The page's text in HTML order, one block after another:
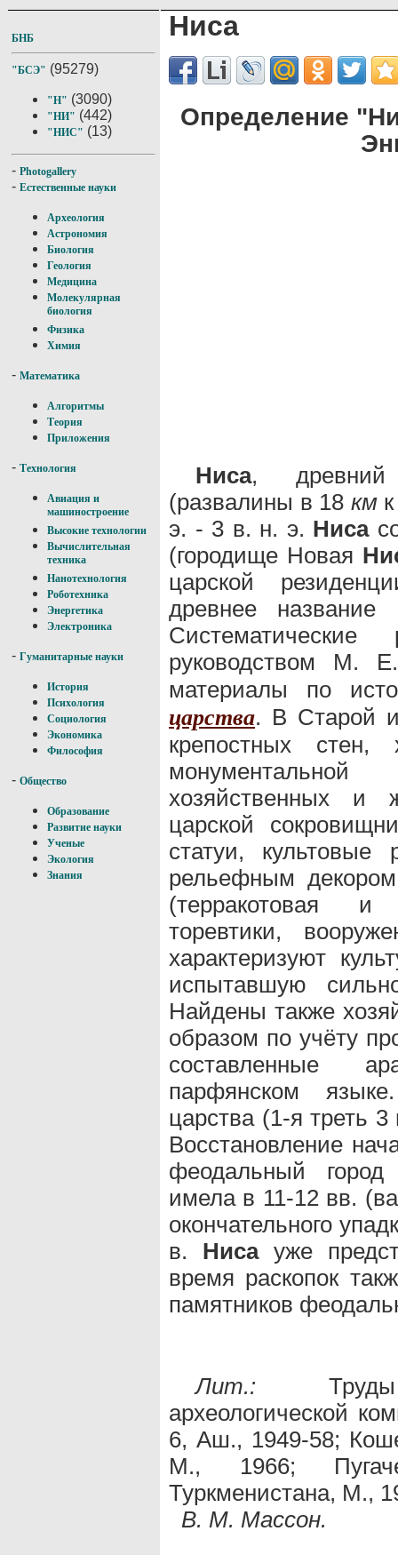
БНБ
"БСЭ" (95279)
"Н" (3090)
"НИ" (442)
"НИС" (13)
- Photogallery
- Естественные науки
Археология
Астрономия
Биология
Геология
Медицина
Молекулярная
биология
Физика
Химия
- Математика
Алгоритмы
Теория
Приложения
- Технология
Авиация и
машиностроение
Высокие технологии
Вычислительная
техника
Нанотехнология
Роботехника
Энергетика
Электроника
- Гуманитарные науки
История
Психология
Социология
Экономика
Философия
- Общество
Образование
Развитие науки
Ученые
Экология
Знания
Ниса
Определение
Ниса, древний
(развалины в 18 кмк
э. - 3 в. н. э. Ниса
(городище Новая
царской
древнее
руководством М.
материалы по
царства. В Старой
крепостных
хозяйственных и
царской
статуи,
рельефным
(терракотовая и
торевтики,
характеризуют
испытавшую
Найдены также
образом по учёту
составленные
парфянском
царства (1-я треть
Восстановление
феодальный
имела в 11-12 вв.
окончательного
в. Нисауже
время раскопок
памятников
Лит.: Труды
археологической
6, Аш., 1949-58;
М., 1966;
Туркменистана, М.,
В. М. Массон.